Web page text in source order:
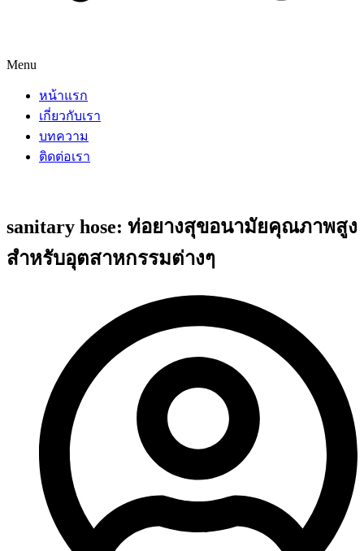
Menu
หน้าแรก
เกี่ยวกับเรา
บทความ
ติดต่อเรา
sanitary hose: ท่อยางสุขอนามัยคุณภาพสูง
สำหรับอุตสาหกรรมต่างๆ